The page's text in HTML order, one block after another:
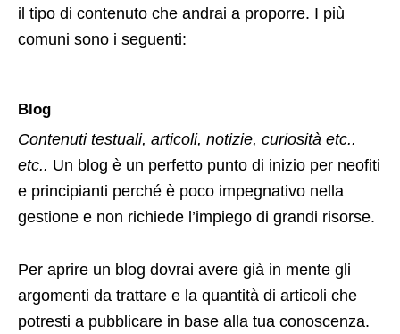
il tipo di contenuto che andrai a proporre. I più
comuni sono i seguenti:
Blog
Contenuti testuali, articoli, notizie, curiosità etc..
etc.. Un blog è un perfetto punto di inizio per neofiti
e principianti perché è poco impegnativo nella
gestione e non richiede l’impiego di grandi risorse.
Per aprire un blog dovrai avere già in mente gli
argomenti da trattare e la quantità di articoli che
potresti a pubblicare in base alla tua conoscenza.